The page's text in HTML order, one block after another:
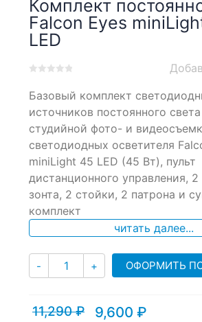
Комплект
Falcon Eyes
LED
out
on
customer
ratings
Базовый комплект
источников постоянного
студийной фото- и
светодиодных осветителя
miniLight 45 LED (45 Вт), пульт
дистанционного управления,
зонта, 2 стойки, 2 патрона и
комплект
читать далее...
- Количество
+ ОФОРМИТЬ
11,290₽
Первоначальная9,600 ₽
Текущая